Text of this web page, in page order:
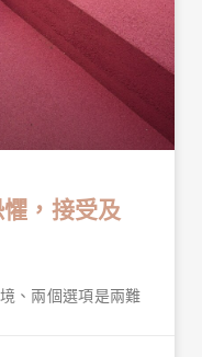
，接受及
、兩個選項是兩難